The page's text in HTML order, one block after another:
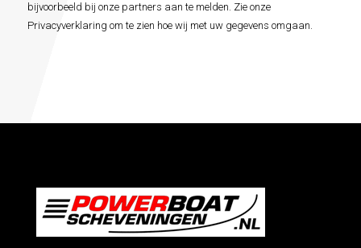
bijvoorbeeld bij onze partners aan te melden. Zie onze
Privacyverklaring om te zien hoe wij met uw gegevens omgaan.